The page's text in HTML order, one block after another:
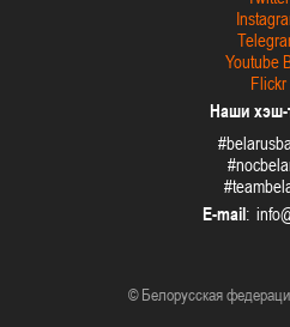
Youtube
Flickr
Наши хэш-
E-mail:
© Белорусская